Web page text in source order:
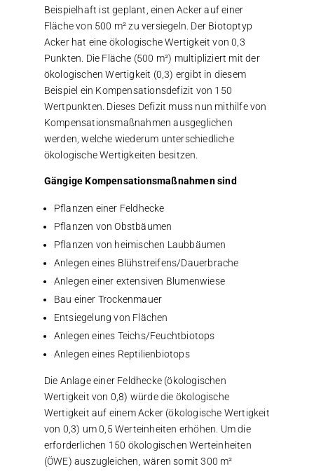
Beispielhaft ist geplant, einen Acker auf einer
Fläche von 500 m² zu versiegeln. Der Biotoptyp
Acker hat eine ökologische Wertigkeit von 0,3
Punkten. Die Fläche (500 m²) multipliziert mit der
ökologischen Wertigkeit (0,3) ergibt in diesem
Beispiel ein Kompensationsdefizit von 150
Wertpunkten. Dieses Defizit muss nun mithilfe von
Kompensationsmaßnahmen ausgeglichen
werden, welche wiederum unterschiedliche
ökologische Wertigkeiten besitzen.
Gängige Kompensationsmaßnahmen sind
Pflanzen einer Feldhecke
Pflanzen von Obstbäumen
Pflanzen von heimischen Laubbäumen
Anlegen eines Blühstreifens/Dauerbrache
Anlegen einer extensiven Blumenwiese
Bau einer Trockenmauer
Entsiegelung von Flächen
Anlegen eines Teichs/Feuchtbiotops
Anlegen eines Reptilienbiotops
Die Anlage einer Feldhecke (ökologischen
Wertigkeit von 0,8) würde die ökologische
Wertigkeit auf einem Acker (ökologische Wertigkeit
von 0,3) um 0,5 Werteinheiten erhöhen. Um die
erforderlichen 150 ökologischen Werteinheiten
(ÖWE) auszugleichen, wären somit 300 m²